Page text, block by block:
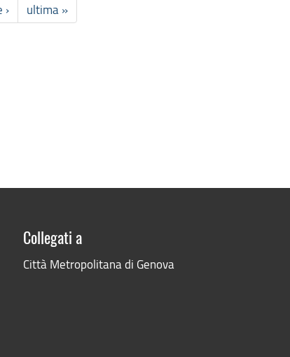
› ultima »
Collegati a
Città Metropolitana di Genova